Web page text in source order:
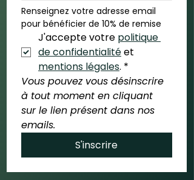
Renseignez votre adresse email
pour bénéficier de 10% de remise
J'accepte votre politique
de confidentialité
mentions légales. *
Vous pouvez vous désinscrire
à tout moment en cliquant
sur le lien présent dans nos
emails.
S'inscrire